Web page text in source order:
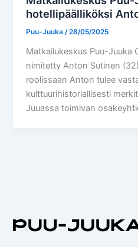
hotellipäälliköksi
Puu-Juuka/28/05/2025
Matkailukeskus Puu-Juuka
nimitetty Anton Sutinen
roolissaan Anton tulee
kulttuurihistoriallisesti
Juuassa toimivan